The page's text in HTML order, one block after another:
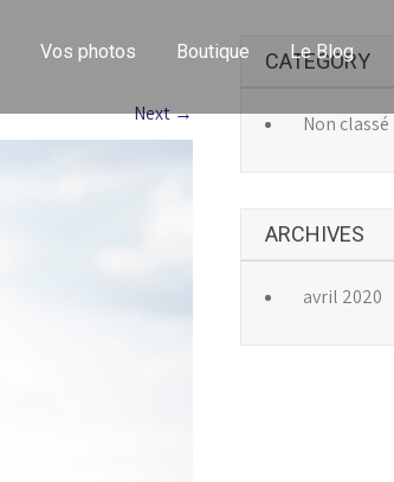
Vos photos Boutique Le Blog
Next→
CATEGORY
Non classé
ARCHIVES
avril 2020